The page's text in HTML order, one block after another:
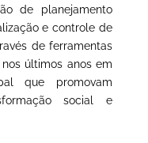
de planejamento
e controle de
de ferramentas
nos últimos anos em
que promovam
social e